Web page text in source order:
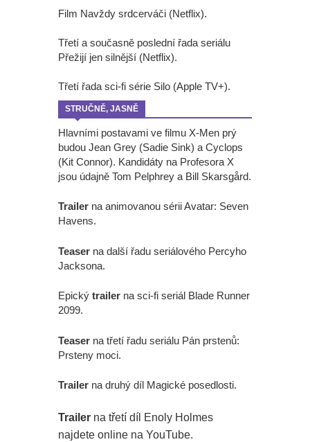
Film Navždy srdcerváči (Netflix).
Třetí a současně poslední řada seriálu
Přežijí jen silnější (Netflix).
Třetí řada sci-fi série Silo (Apple TV+).
STRUČNĚ, JASNĚ
Hlavními postavami ve filmu X-Men prý
budou Jean Grey (Sadie Sink) a Cyclops
(Kit Connor). Kandidáty na Profesora X
jsou údajně Tom Pelphrey a Bill Skarsgård.
Trailer na animovanou sérii Avatar: Seven
Havens.
Teaser na další řadu seriálového Percyho
Jacksona.
Epický trailer na sci-fi seriál Blade Runner
2099.
Teaser na třetí řadu seriálu Pán prstenů:
Prsteny moci.
Trailer na druhý díl Magické posedlosti.
Trailer na třetí díl Enoly Holmes
najdete online na YouTube.